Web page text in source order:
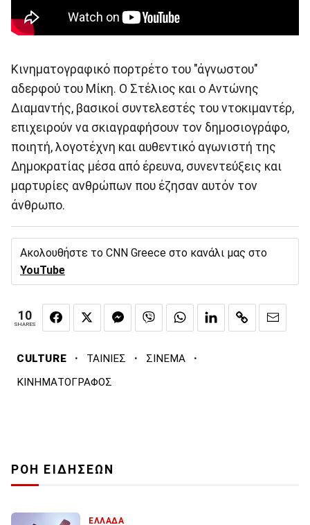
Κινηματογραφικό πορτρέτο του "άγνωστου"
αδερφού του Μίκη. Ο Στέλιος και ο Αντώνης
Διαμαντής, βασικοί συντελεστές του ντοκιμαντέρ,
επιχειρούν να σκιαγραφήσουν τον δημοσιογράφο,
ποιητή, λογοτέχνη και αυθεντικό αγωνιστή της
Δημοκρατίας μέσα από έρευνα, συνεντεύξεις και
μαρτυρίες ανθρώπων που έζησαν αυτόν τον
άνθρωπο.
Ακολουθήστε το CNN Greece στο κανάλι μας στο
YouTube
10
SHARES
CULTURE · ΤΑΙΝΙΕΣ · ΣΙΝΕΜΑ ·
ΚΙΝΗΜΑΤΟΓΡΑΦΟΣ
ΡΟΗ ΕΙΔΗΣΕΩΝ
ΕΛΛΑΔΑ